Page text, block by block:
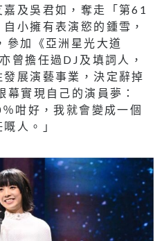
及吳君如，奪走「第61
小擁有表演慾的鍾雪，
參加《亞洲星光大道
曾擔任過DJ及填詞人，
展演藝事業，決定辭掉
實現自己的演員夢：
咁好，我就會變成一個
人。」